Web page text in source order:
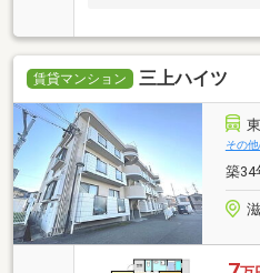
賃貸マンション 三上ハイツ
その
築34